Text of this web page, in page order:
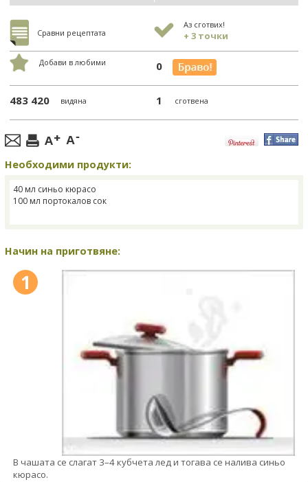
Сравни рецептата
Аз сготвих!
+ 3 точки
Добави в любими 0
483 420 видяна 1 сготвена
Необходими продукти:
40 мл синьо кюрасо
100 мл портокалов сок
Начин на приготвяне:
1
В чашата се слагат 3–4 кубчета лед и тогава се налива синьо
кюрасо.